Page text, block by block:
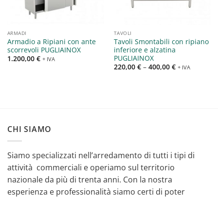
ARMADI
Armadio a Ripiani con ante
scorrevoli PUGLIAINOX
1.200,00 € + IVA
TAVOLI
Tavoli Smontabili con ripiano
inferiore e alzatina
PUGLIAINOX
220,00 €– 400,00 € + IVA
CHI SIAMO
Siamo specializzati nell’arredamento di tutti i tipi di
attività commerciali e operiamo sul territorio
nazionale da più di trenta anni. Con la nostra
esperienza e professionalità siamo certi di poter